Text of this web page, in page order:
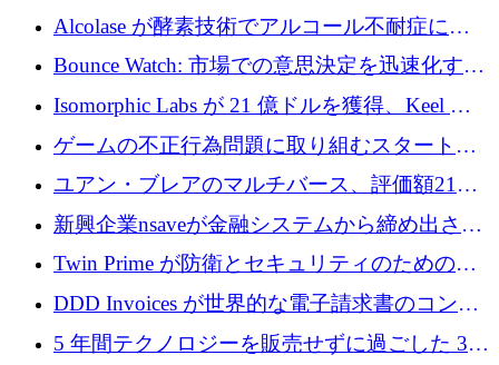
万ユーロのプレシードを提供して開始
Alcolase が酵素技術でアルコール不耐症に取
り組むために 150 万ユーロを調達
Bounce Watch: 市場での意思決定を迅速化する
ためのインテリジェンス層を構築する
Isomorphic Labs が 21 億ドルを獲得、Keel の
ネオバンク後の軸、ポーランドのソフトウェ
ア進化
ゲームの不正行為問題に取り組むスタートア
ップを紹介する
ユアン・ブレアのマルチバース、評価額21億
ドルで7,000万ドルを調達
新興企業nsaveが金融システムから締め出され
たシリア人に国際銀行アクセスをもたらす
Twin Prime が防衛とセキュリティのためのフ
ロンティア AI モデルを構築するために 1,000
万ドルのプレシードを獲得
DDD Invoices が世界的な電子請求書のコンプ
ライアンスを簡素化するために 131 万ユーロ
5 年間テクノロジーを販売せずに過ごした 3D